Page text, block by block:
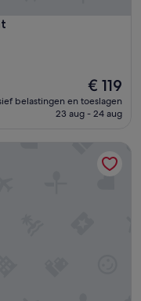
De
prijs
is
€ 119
belastingen en toeslagen
23 aug - 24 aug